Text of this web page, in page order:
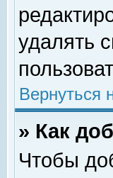
удалять
Вернуться
» Как
Чтобы